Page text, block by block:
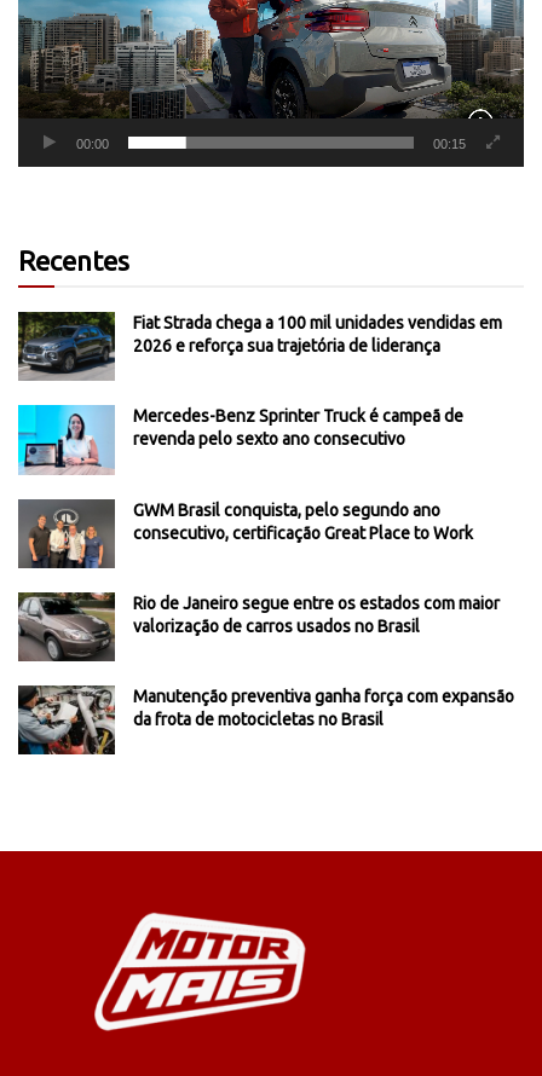
00:00 00:15
Recentes
Fiat Strada chega a 100 mil unidades vendidas em
2026 e reforça sua trajetória de liderança
Mercedes-Benz Sprinter Truck é campeã de
revenda pelo sexto ano consecutivo
GWM Brasil conquista, pelo segundo ano
consecutivo, certificação Great Place to Work
Rio de Janeiro segue entre os estados com maior
valorização de carros usados no Brasil
Manutenção preventiva ganha força com expansão
da frota de motocicletas no Brasil